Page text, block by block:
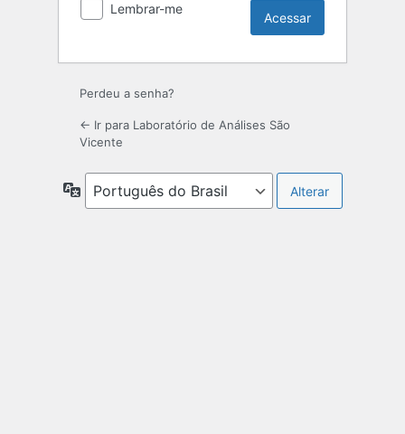
Lembrar-me
Perdeu a senha?
← Ir para Laboratório de Análises São
Vicente
Idioma